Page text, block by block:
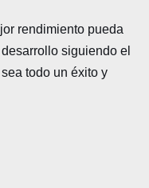
rendimiento pueda
siguiendo el
todo un éxito y